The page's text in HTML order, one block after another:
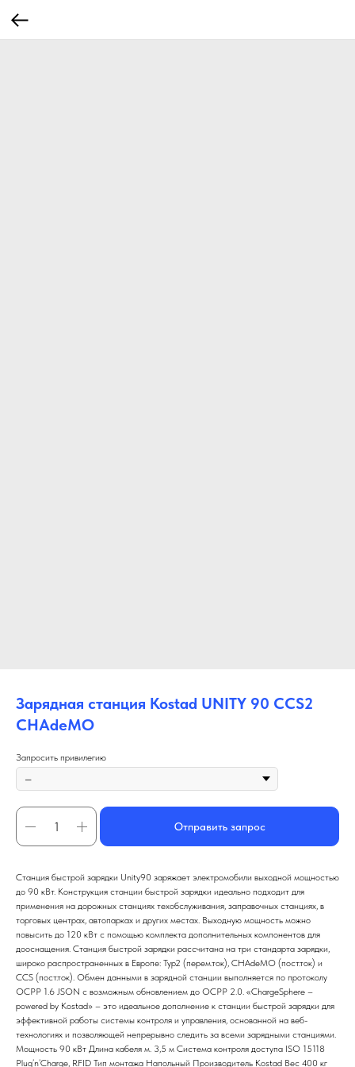
Зарядная станция Kostad UNITY 90 CCS2
CHAdeMO
Запросить привилегию
Отправить запрос
Станция быстрой зарядки Unity90 заряжает электромобили выходной мощностью
до 90 кВт. Конструкция станции быстрой зарядки идеально подходит для
применения на дорожных станциях техобслуживания, заправочных станциях, в
торговых центрах, автопарках и других местах. Выходную мощность можно
повысить до 120 кВт с помощью комплекта дополнительных компонентов для
дооснащения. Станция быстрой зарядки рассчитана на три стандарта зарядки,
широко распространенных в Европе: Typ2 (перем.ток), CHAdeMO (пост.ток) и
CCS (пост.ток). Обмен данными в зарядной станции выполняется по протоколу
OCPP 1.6 JSON с возможным обновлением до OCPP 2.0. «ChargeSphere –
powered by Kostad» – это идеальное дополнение к станции быстрой зарядки для
эффективной работы системы контроля и управления, основанной на веб-
технологиях и позволяющей непрерывно следить за всеми зарядными станциями.
Мощность 90 кВт Длина кабеля м. 3,5 м Система контроля доступа ISO 15118
Plug’n’Charge, RFID Тип монтажа Напольный Производитель Kostad Вес 400 кг